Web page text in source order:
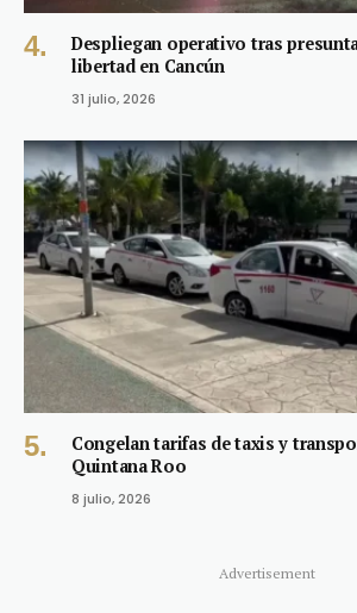
Despliegan operativo tras
libertad en Cancún
31 julio, 2026
Congelan tarifas de taxis y
Quintana Roo
8 julio, 2026
Advertisement